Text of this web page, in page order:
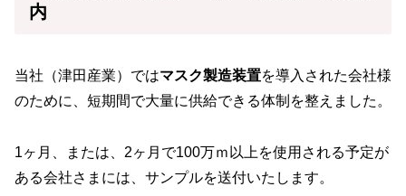
内
当社（津田産業）ではマスク製造装置を導入された会社様
のために、短期間で大量に供給できる体制を整えました。
1ヶ月、または、2ヶ月で100万ｍ以上を使用される予定が
ある会社さまには、サンプルを送付いたします。